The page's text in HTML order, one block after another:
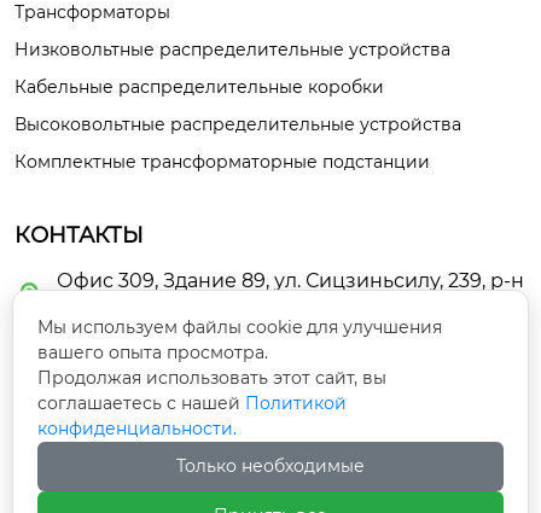
Трансформаторы
Низковольтные распределительные устройства
Кабельные распределительные коробки
Высоковольтные распределительные устройства
Комплектные трансформаторные подстанции
КОНТАКТЫ
 Офис 309, Здание 89, ул. Сицзиньсилу, 239, р-н
 guoyunbo463@gmail.com
 +86-400-0931-555
Мы используем файлы cookie для улучшения
вашего опыта просмотра.
Продолжая использовать этот сайт, вы
соглашаетесь с нашей Политикой
конфиденциальности.
Только необходимые